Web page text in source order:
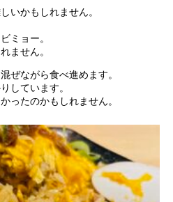
いかもしれません。
ミョー。
ません。
ぜながら食べ進めます。
しています。
ったのかもしれません。